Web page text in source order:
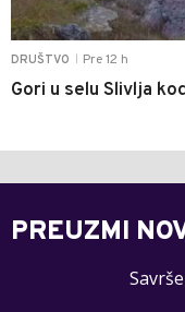
DRUŠTVO Pre 12 h
Gori u selu Slivlja
PREUZMI